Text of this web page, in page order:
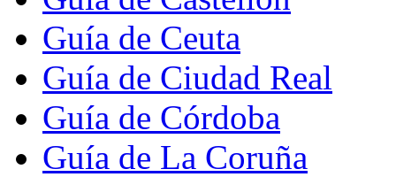
Guía de Ceuta
Guía de Ciudad Real
Guía de Córdoba
Guía de La Coruña